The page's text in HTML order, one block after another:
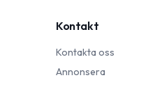
Kontakt
Kontakta oss
Annonsera